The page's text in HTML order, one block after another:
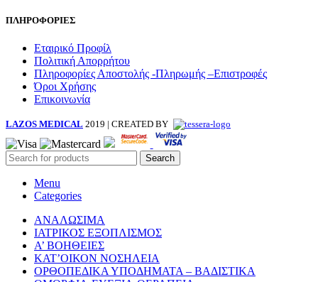
ΠΛΗΡΟΦΟΡΙΕΣ
Εταιρικό Προφίλ
Πολιτική Απορρήτου
Πληροφορίες Αποστολής -Πληρωμής –Επιστροφές
Όροι Χρήσης
Επικοινωνία
LAZOS MEDICAL 2019 | CREATED BY
Search
Menu
Categories
ΑΝΑΛΩΣΙΜΑ
ΙΑΤΡΙΚΟΣ ΕΞΟΠΛΙΣΜΟΣ
Α’ ΒΟΗΘΕΙΕΣ
ΚΑΤ’ΟΙΚΟΝ ΝΟΣΗΛΕΙΑ
ΟΡΘΟΠΕΔΙΚΑ ΥΠΟΔΗΜΑΤΑ – ΒΑΔΙΣΤΙΚΑ